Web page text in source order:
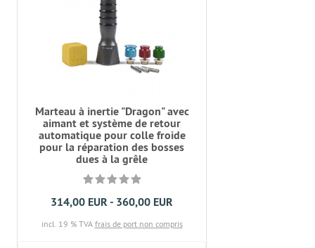
Marteau à inertie "Dragon" avec
aimant et système de retour
automatique pour colle froide
pour la réparation des bosses
dues à la grêle
314,00 EUR - 360,00 EUR
incl. 19 % TVA frais de port non compris